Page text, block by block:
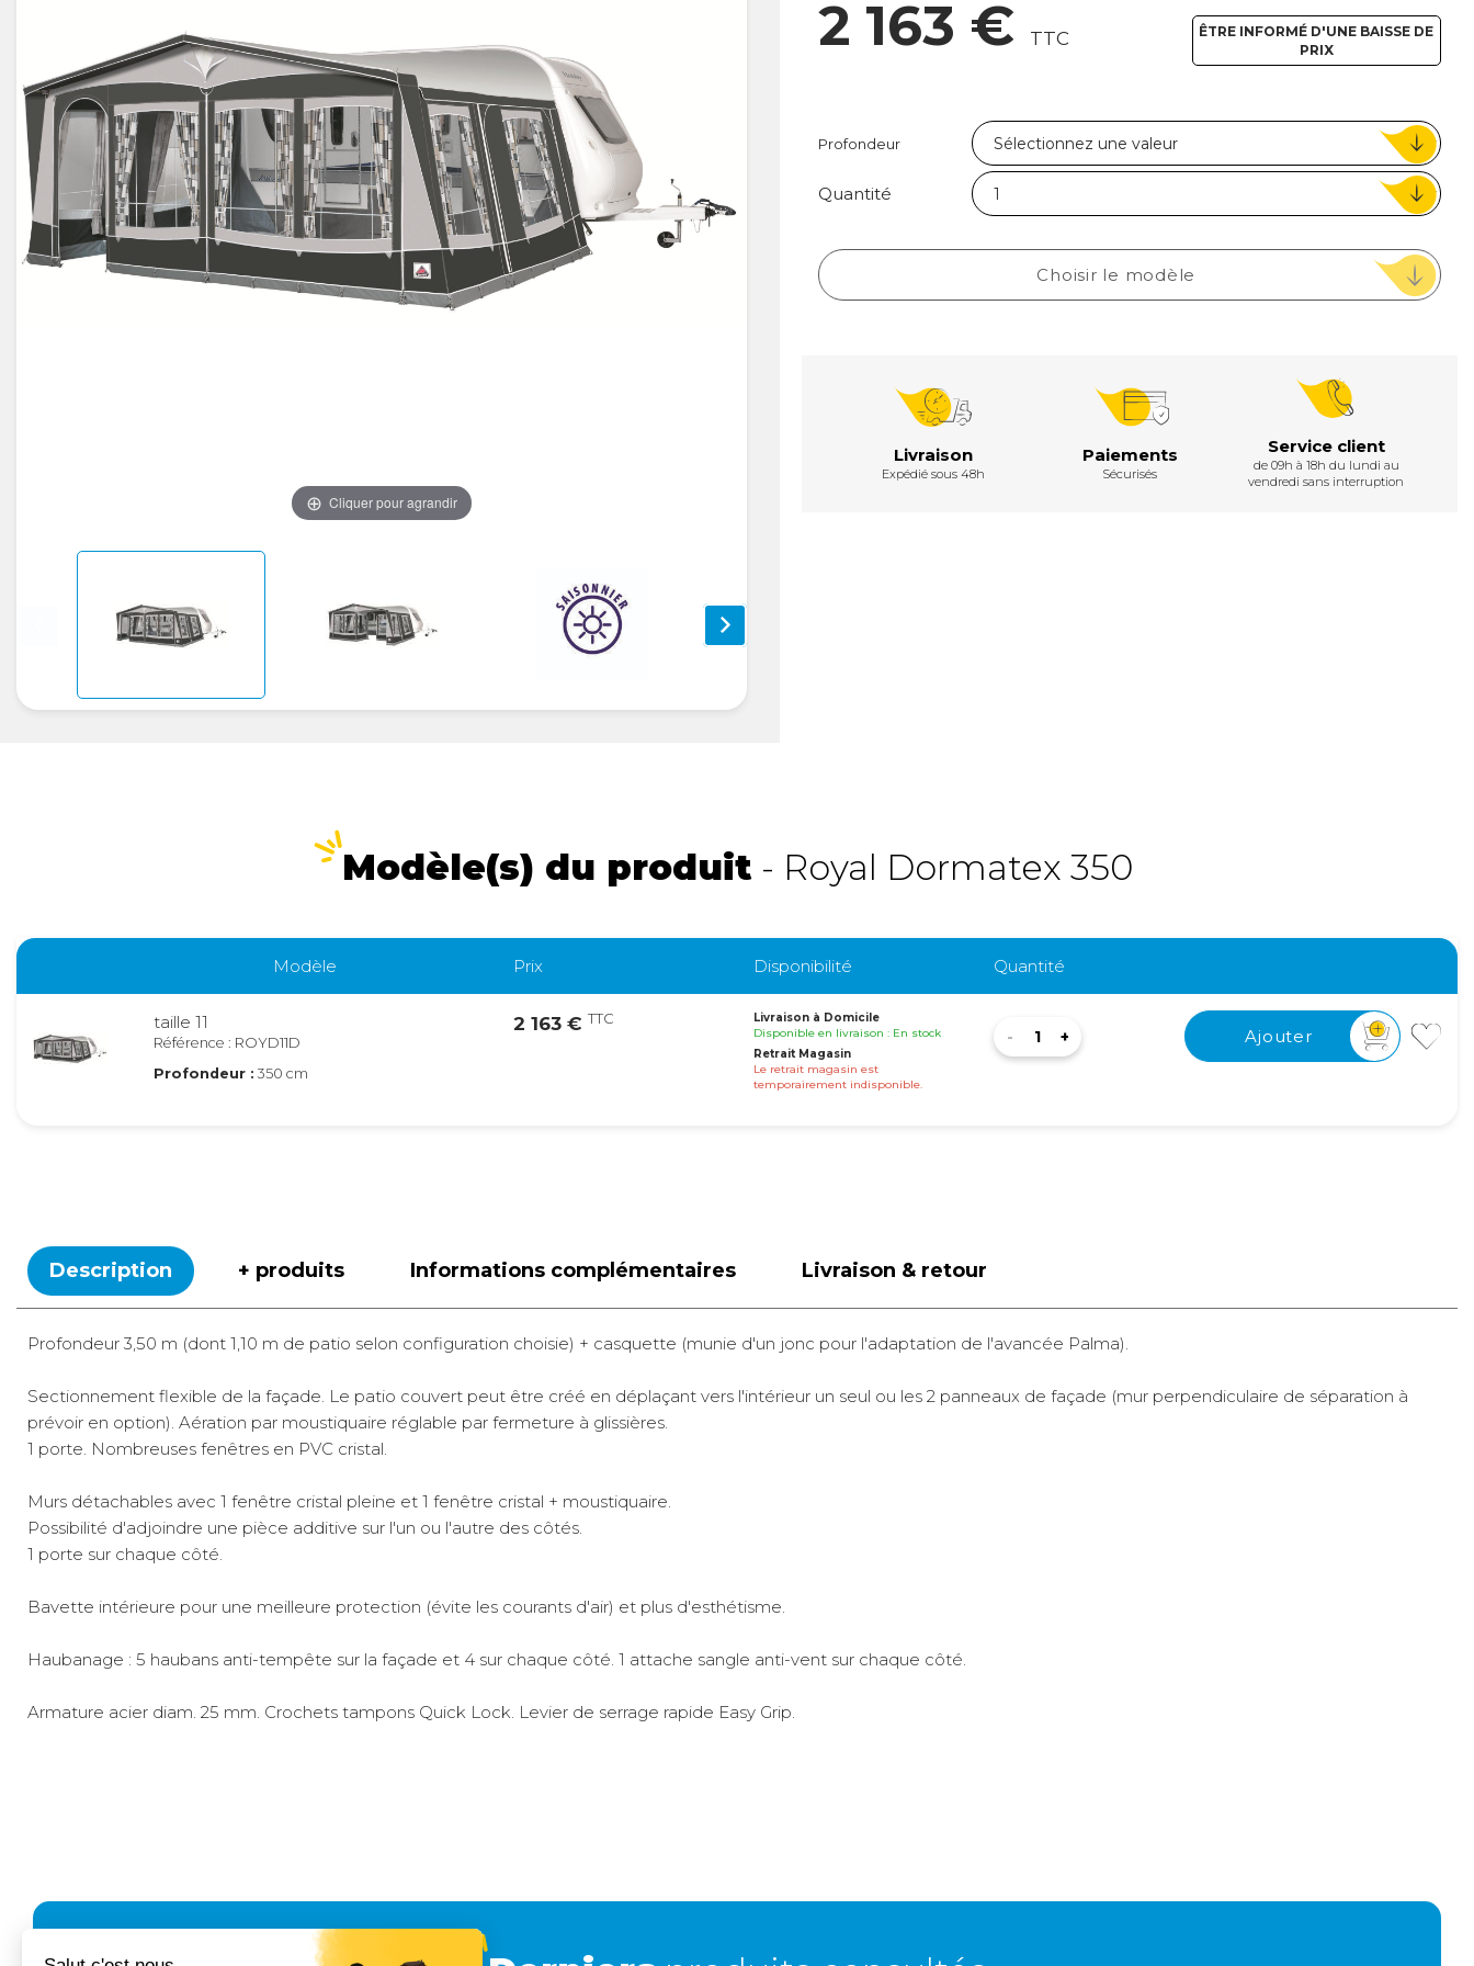
ou
Suivi de commande invité
Électricité -
Énergie
Voyages et
Avantages
Cliquer pour agrandir
2 163 € TTC
ÊTRE INFORMÉ D'UNE BAISSE DE
PRIX
Profondeur
Quantité
Choisir le modèle
Livraison
Expédié sous 48h
Paiements
Sécurisés
Service client
de 09h à 18h du lundi au
vendredi sans interruption
Modèle(s) du produit- Royal Dormatex 350
Modèle Prix Disponibilité Quantité
taille 11
Référence : ROYD11D
Profondeur : 350 cm
2 163 € TTC
Livraison à Domicile
Disponible en livraison : En stock
Retrait Magasin
Le retrait magasin est
temporairement indisponible.
Ajouter
Description + produits Informations complémentaires Livraison & retour
Profondeur 3,50 m (dont 1,10 m de patio selon configuration choisie) + casquette (munie d'un jonc pour l'adaptation de l'avancée Palma).
Sectionnement flexible de la façade. Le patio couvert peut être créé en déplaçant vers l'intérieur un seul ou les 2 panneaux de façade (mur perpendiculaire de séparation à
prévoir en option). Aération par moustiquaire réglable par fermeture à glissières.
1 porte. Nombreuses fenêtres en PVC cristal.
Murs détachables avec 1 fenêtre cristal pleine et 1 fenêtre cristal + moustiquaire.
Possibilité d'adjoindre une pièce additive sur l'un ou l'autre des côtés.
1 porte sur chaque côté.
Bavette intérieure pour une meilleure protection (évite les courants d'air) et plus d'esthétisme.
Haubanage : 5 haubans anti-tempête sur la façade et 4 sur chaque côté. 1 attache sangle anti-vent sur chaque côté.
Armature acier diam. 25 mm. Crochets tampons Quick Lock. Levier de serrage rapide Easy Grip.